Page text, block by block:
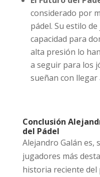
considerado por
pádel. Su estilo
capacidad para
alta presión lo
a seguir para los
sueñan con llegar
Conclusión
del Pádel
Alejandro Galán es,
jugadores más
historia reciente del